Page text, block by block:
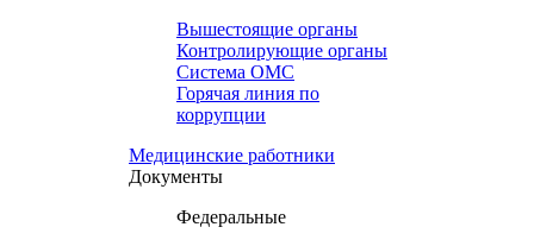
Вышестоящие органы
Контролирующие органы
Система ОМС
Горячая линия по
коррупции
Медицинские работники
Документы
Федеральные